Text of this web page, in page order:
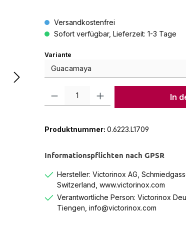
Versandkostenfrei
Sofort verfügbar, Lieferzeit: 1-3 Tage
Varianteauswählen
Produkt Anzahl: Gib den gewünschten
In
Produktnummer: 0.6223.L1709
Informationspflichten nach GPSR
Hersteller: Victorinox AG,
Switzerland, www.victorinox.com
Verantwortliche Person: Victorinox
Tiengen, info@victorinox.com